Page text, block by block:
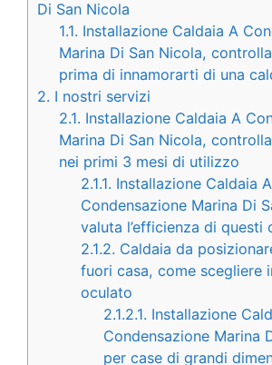
Di San Nicola
1.1. Installazione Caldaia A
Marina Di San Nicola,
prima di innamorarti di una
2. I nostri servizi
2.1. Installazione Caldaia A
Marina Di San Nicola,
nei primi 3 mesi di utilizzo
2.1.1. Installazione Caldaia A
Condensazione Marina Di
valuta l’efficienza di questi
2.1.2. Caldaia da
fuori casa, come scegliere
oculato
2.1.2.1. Installazione
Condensazione Marina
per case di grandi